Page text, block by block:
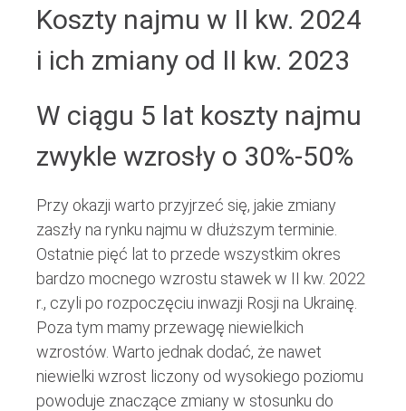
Koszty najmu w II kw. 2024
i ich zmiany od II kw. 2023
W ciągu 5 lat koszty najmu
zwykle wzrosły o 30%-50%
Przy okazji warto przyjrzeć się, jakie zmiany
zaszły na rynku najmu w dłuższym terminie.
Ostatnie pięć lat to przede wszystkim okres
bardzo mocnego wzrostu stawek w II kw. 2022
r., czyli po rozpoczęciu inwazji Rosji na Ukrainę.
Poza tym mamy przewagę niewielkich
wzrostów. Warto jednak dodać, że nawet
niewielki wzrost liczony od wysokiego poziomu
powoduje znaczące zmiany w stosunku do